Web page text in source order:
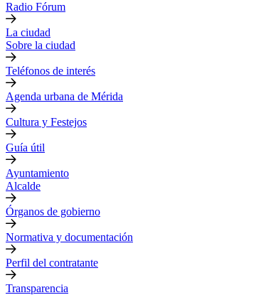
Radio Fórum
La ciudad
Sobre la ciudad
Teléfonos de interés
Agenda urbana de Mérida
Cultura y Festejos
Guía útil
Ayuntamiento
Alcalde
Órganos de gobierno
Normativa y documentación
Perfil del contratante
Transparencia